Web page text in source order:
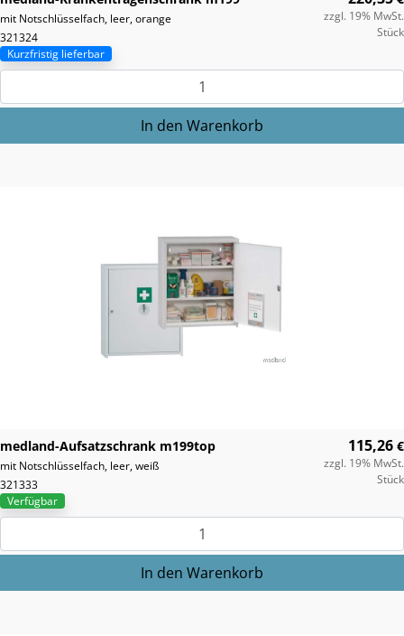
mit Notschlüsselfach, leer, orange
321324
zzgl. 19% MwSt.
Stück
Kurzfristig lieferbar
medland-Aufsatzschrank m199top
mit Notschlüsselfach, leer, weiß
321333
115,26 €
zzgl. 19% MwSt.
Stück
Verfügbar